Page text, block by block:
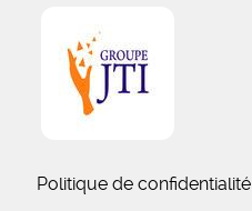
Politique de confidentialité